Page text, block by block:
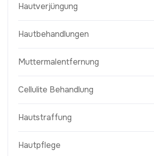
Hautverjüngung
Hautbehandlungen
Muttermalentfernung
Cellulite Behandlung
Hautstraffung
Hautpflege